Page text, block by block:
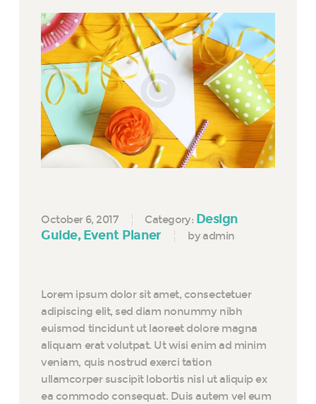
October 6, 2017 Category: Design
Guide Event Planer by admin
Lorem ipsum dolor sit amet, consectetuer
adipiscing elit, sed diam nonummy nibh
euismod tincidunt ut laoreet dolore magna
aliquam erat volutpat. Ut wisi enim ad minim
veniam, quis nostrud exerci tation
ullamcorper suscipit lobortis nisl ut aliquip ex
ea commodo consequat. Duis autem vel eum